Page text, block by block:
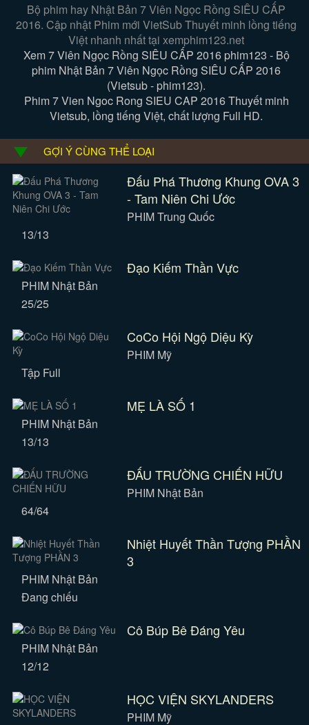
Bộ phim hay Nhật Bản 7 Viên Ngọc Rồng SIÊU CẤP
2016. Cập nhật Phim mới VietSub Thuyết minh lồng tiếng
Việt nhanh nhất tại xemphim123.net
Xem 7 Viên Ngọc Rồng SIÊU CẤP 2016 phim123 - Bộ
phim Nhật Bản 7 Viên Ngọc Rồng SIÊU CẤP 2016
(Vietsub - phim123).
Phim 7 Vien Ngoc Rong SIEU CAP 2016 Thuyết minh
Vietsub, lồng tiếng Việt, chất lượng Full HD.
GỢI Ý CÙNG THỂ LOẠI
Đấu Phá Thương Khung OVA 3
- Tam Niên Chi Ước
PHIM Trung Quốc
13/13
Đạo Kiếm Thần Vực
PHIM Nhật Bản
25/25
CoCo Hội Ngộ Diệu Kỳ
PHIM Mỹ
Tập Full
MẸ LÀ SỐ 1
PHIM Nhật Bản
13/13
ĐẤU TRƯỜNG CHIẾN HỮU
PHIM Nhật Bản
64/64
Nhiệt Huyết Thần Tượng PHẦN
3
PHIM Nhật Bản
Đang chiếu
Cô Búp Bê Đáng Yêu
PHIM Nhật Bản
12/12
HỌC VIỆN SKYLANDERS
PHIM Mỹ